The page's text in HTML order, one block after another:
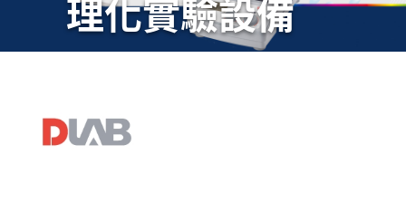
理化實驗設備